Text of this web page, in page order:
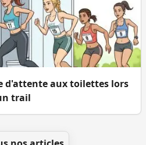
d'attente aux toilettes lors
trail